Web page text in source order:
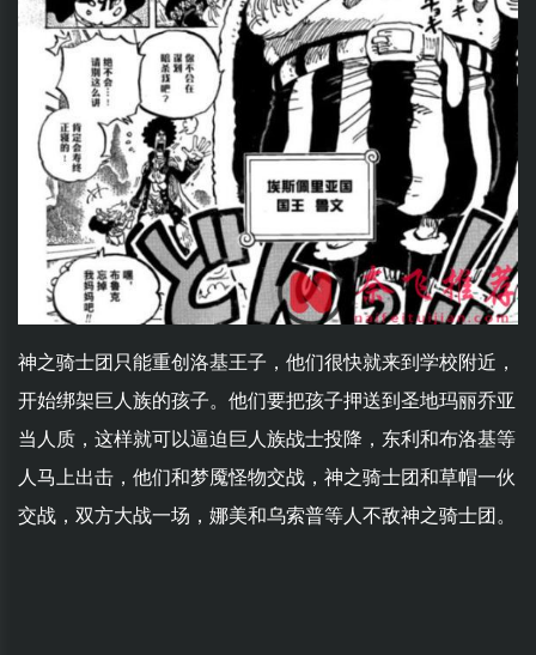
神之骑士团只能重创洛基王子，他们很快就来到学校附近，
开始绑架巨人族的孩子。他们要把孩子押送到圣地玛丽乔亚
当人质，这样就可以逼迫巨人族战士投降，东利和布洛基等
人马上出击，他们和梦魇怪物交战，神之骑士团和草帽一伙
交战，双方大战一场，娜美和乌索普等人不敌神之骑士团。